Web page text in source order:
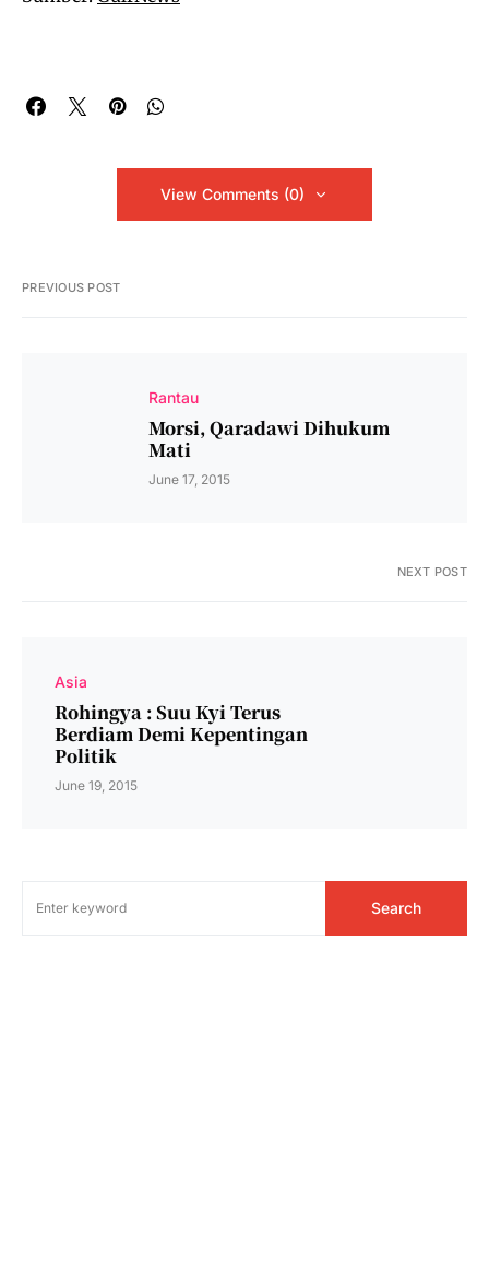
View Comments (0)
PREVIOUS POST
Rantau
Morsi, Qaradawi Dihukum
Mati
June 17, 2015
NEXT POST
Asia
Rohingya : Suu Kyi Terus
Berdiam Demi Kepentingan
Politik
June 19, 2015
Search